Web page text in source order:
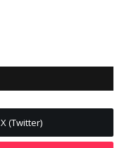
X (Twitter)